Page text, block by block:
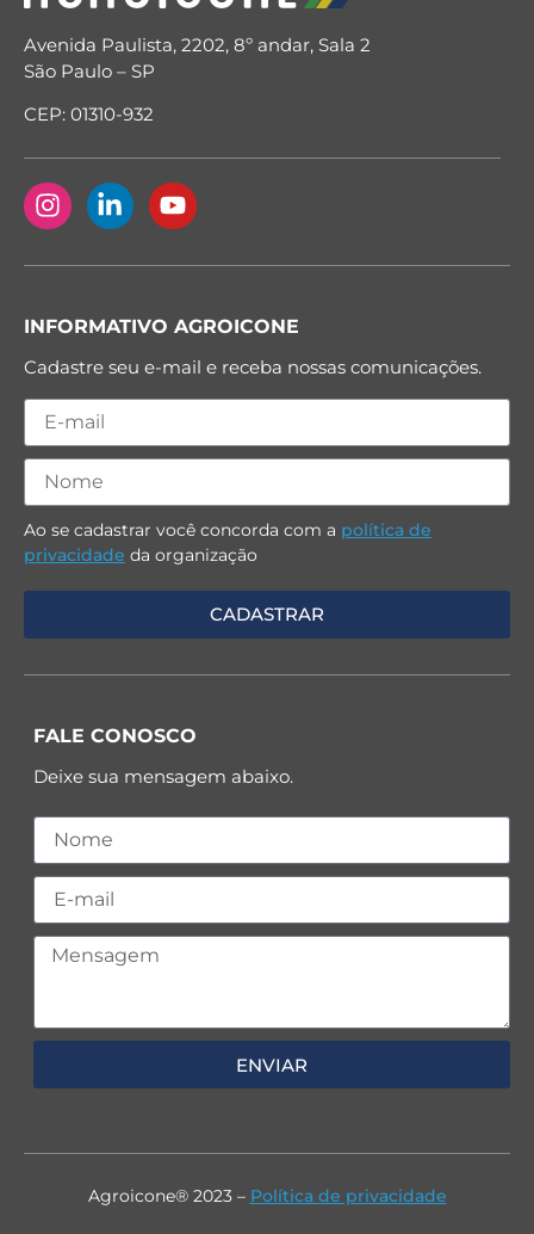
Avenida Paulista, 2202, 8º andar, Sala 2
São Paulo – SP
CEP: 01310-932
INFORMATIVO AGROICONE
Cadastre seu e-mail e receba nossas comunicações.
Ao se cadastrar você concorda com a política de
privacidade da organização
FALE CONOSCO
Deixe sua mensagem abaixo.
ENVIAR
Agroicone® 2023 – Política de privacidade